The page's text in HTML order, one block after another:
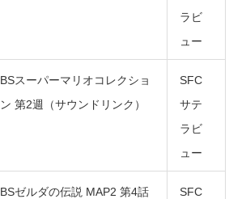
ラビ
ュー
BSスーパーマリオコレクショ
ン 第2週（サウンドリンク）
SFC
サテ
ラビ
ュー
BSゼルダの伝説 MAP2 第4話
SFC